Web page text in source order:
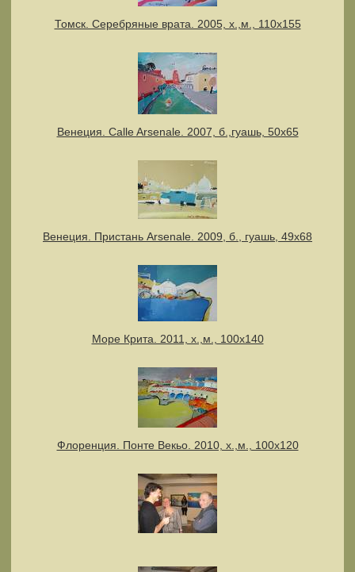
Томск. Серебряные врата. 2005, х.,м., 110х155
Венеция. Calle Arsenale. 2007, б.,гуашь, 50х65
Венеция. Пристань Arsenale. 2009, б., гуашь, 49х68
Море Крита. 2011, х.,м., 100х140
Флоренция. Понте Векьо. 2010, х.,м., 100х120